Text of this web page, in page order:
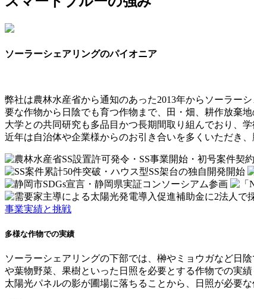
ソーラーシェアリングのパイオニア
弊社は農林水産省から通知のあった2013年からソーラー
要な作物から日陰でも育つ作物まで、田・畑、耕作放棄
大学との共同研究も多品目かつ長期間取り組んでおり、学
近年は自治体や企業様からのお引き合いを多くいただき
事業実績と挑戦
多様な作物での実績
ソーラーシェアリングの下部では、榊やミョウガなど日
や葉物野菜、果樹といった日照を必要とする作物での実
太陽光パネルの影が圃場に落ちることから、日照が必要